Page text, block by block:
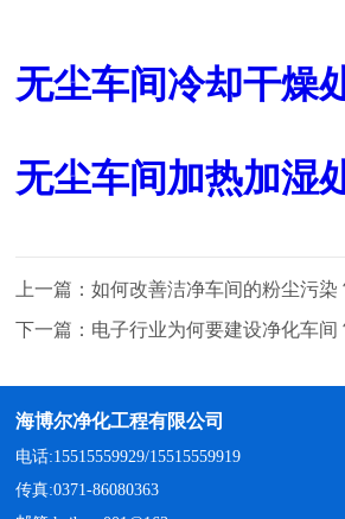
无尘车间冷却干燥
无尘车间加热加湿
上一篇：如何改善洁净车间的粉尘污染
下一篇： 电子行业为何要建设净化车间
海博尔净化工程有限公司
电话:15515559929/15515559919
传真:0371-86080363